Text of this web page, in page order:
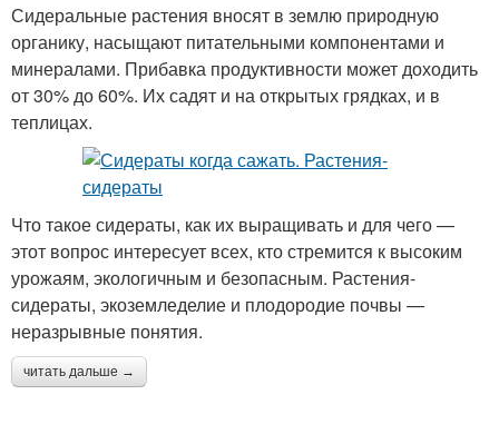
Сидеральные растения вносят в землю природную
органику, насыщают питательными компонентами и
минералами. Прибавка продуктивности может доходить
от 30% до 60%. Их садят и на открытых грядках, и в
теплицах.
Что такое сидераты, как их выращивать и для чего —
этот вопрос интересует всех, кто стремится к высоким
урожаям, экологичным и безопасным. Растения-
сидераты, экоземледелие и плодородие почвы —
неразрывные понятия.
читать дальше →